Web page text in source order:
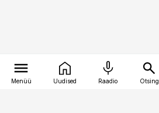
Menüü Uudised Raadio Otsing